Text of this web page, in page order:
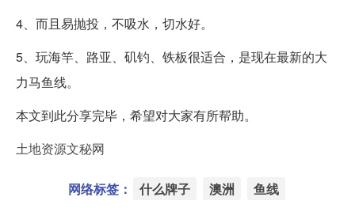
4、而且易抛投，不吸水，切水好。
5、玩海竿、路亚、矶钓、铁板很适合，是现在最新的大
力马鱼线。
本文到此分享完毕，希望对大家有所帮助。
土地资源文秘网
网络标签： 什么牌子 澳洲 鱼线